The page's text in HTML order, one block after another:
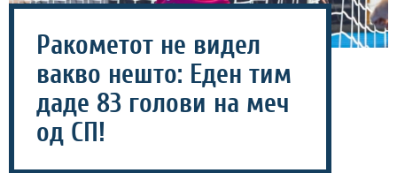
Ракометот не видел
вакво нешто: Еден тим
даде 83 голови на меч
од СП!